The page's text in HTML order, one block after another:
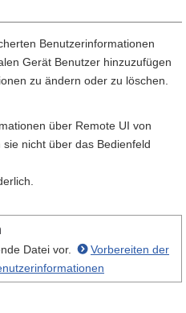
Benutzerinformationen
Gerät Benutzer hinzuzufügen
zu ändern oder zu löschen.
über Remote UI von
nicht über das Bedienfeld
Datei vor.
Vorbereiten der